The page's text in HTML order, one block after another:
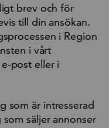
brev och för
till din ansökan.
i Region
i vårt
post eller i
som är intresserad
säljer annonser